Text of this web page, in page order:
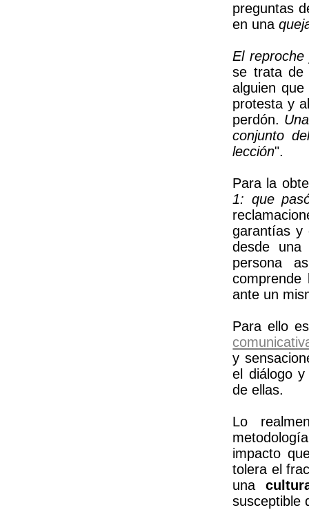
preguntas
en una
El
se trata de
alguien
protesta y
perdón.
conjunto
lección".
Para la
1: que
garantías y
desde una
persona
ante un
Para ello
y
el diálogo
de ellas.
Lo
impacto
tolera el
una
susceptible